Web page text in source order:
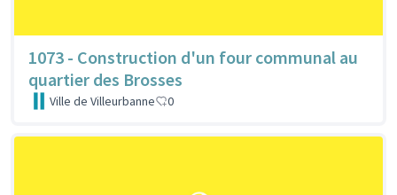
1073 - Construction d'un four communal au
quartier des Brosses
Ville de Villeurbanne 0